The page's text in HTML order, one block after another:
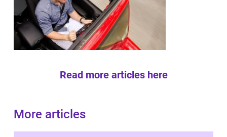
Read more articles here
More articles